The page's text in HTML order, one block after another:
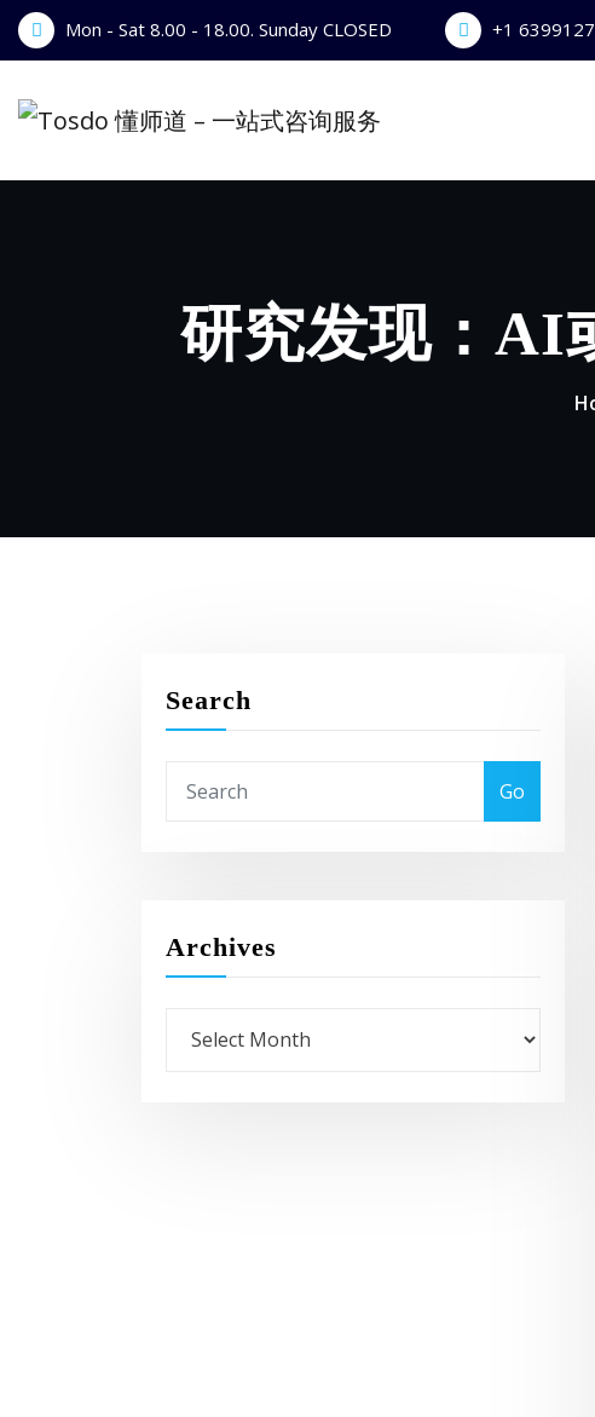
Skip
Mon - Sat 8.00 - 18.00. Sunday CLOSED +1
研究发现：AI
Search
Go
Archives